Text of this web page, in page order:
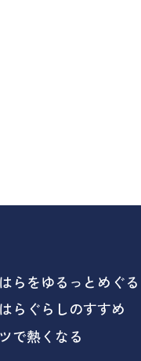
らをゆるっとめぐる
らぐらしのすすめ
で熱くなる